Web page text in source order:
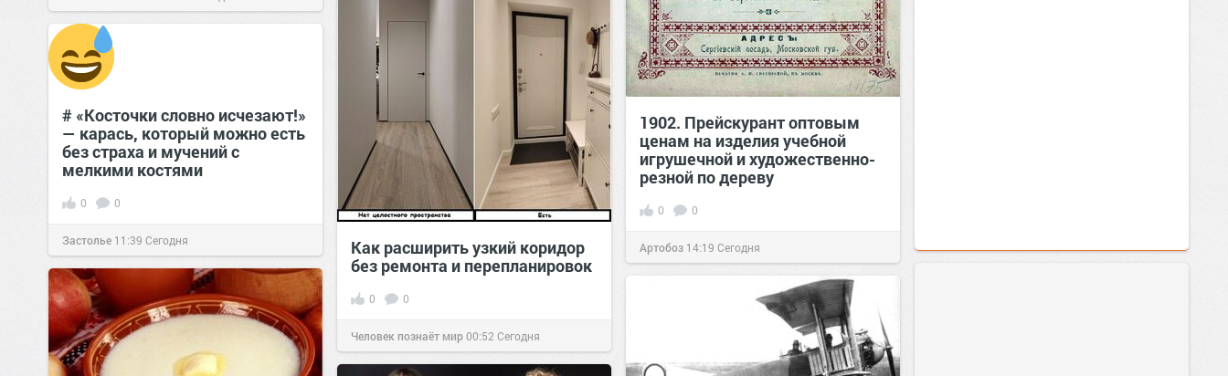
1902. Прейскурант оптовым
ценам на изделия учебной
игрушечной и художественно-
резной по дереву
0 0
Артобоз 14:19 Сегодня
Как расширить узкий коридор
без ремонта и перепланировок
0 0
Человек познаёт мир00:52 Сегодня
# «Косточки словно исчезают!»
— карась, который можно есть
без страха и мучений с
мелкими костями
0 0
Застолье 11:39 Сегодня